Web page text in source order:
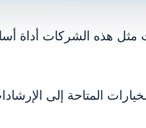
هذه الشركات أداة
المتاحة إلى الإرشادات